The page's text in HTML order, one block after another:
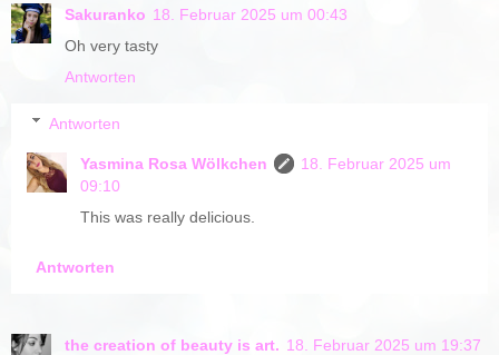
Sakuranko 18. Februar 2025 um 00:43
Oh very tasty
Antworten
Antworten
Yasmina Rosa Wölkchen
18. Februar 2025 um
09:10
This was really delicious.
Antworten
the creation of beauty is art. 18. Februar 2025 um 19:37